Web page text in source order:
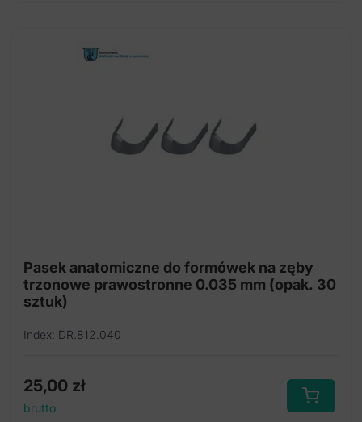
Pasek anatomiczne do formówek na zęby
trzonowe prawostronne 0.035 mm (opak. 30
sztuk)
Index: DR.812.040
25,00 zł
brutto